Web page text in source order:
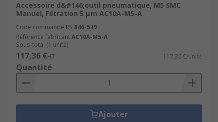
Accessoire d&#146;outil pneumatique, M5 SMC
Manuel, Filtration 5 μm AC10A-M5-A
Code commande RS 846-539
Référence fabricantAC10A-M5-A
Sous-total (1 unité)
117,36 €HT 117,36 €/unité
Quantité
Ajouter